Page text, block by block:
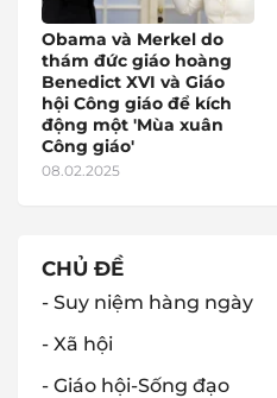
Obama và Merkel do
thám đức giáo hoàng
Benedict XVI và Giáo
hội Công giáo để kích
động một 'Mùa xuân
Công giáo'
08.02.2025
CHỦ ĐỀ
- Suy niệm hàng ngày
- Xã hội
- Giáo hội-Sống đạo